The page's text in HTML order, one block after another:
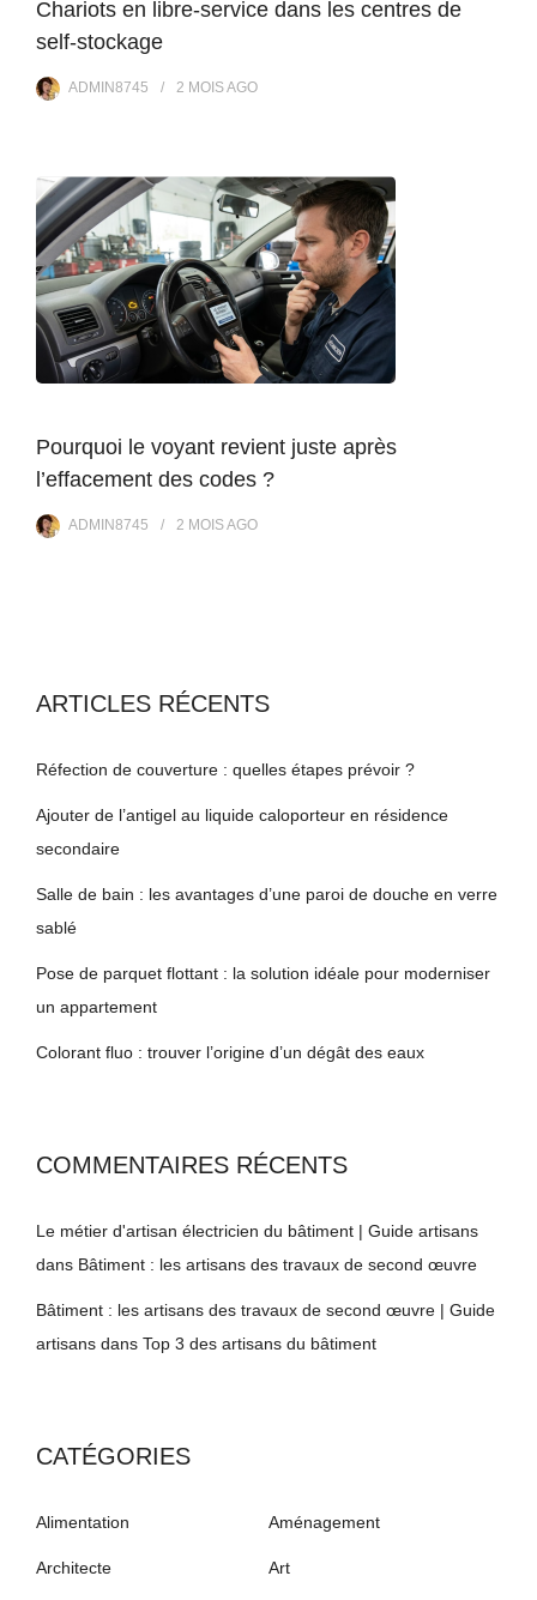
Chariots en libre-service dans les centres de
self-stockage
ADMIN8745 2 MOISAGO
Pourquoi le voyant revient juste après
l’effacement des codes ?
ADMIN8745 2 MOISAGO
ARTICLES RÉCENTS
Réfection de couverture : quelles étapes prévoir ?
Ajouter de l’antigel au liquide caloporteur en résidence
secondaire
Salle de bain : les avantages d’une paroi de douche en verre
sablé
Pose de parquet flottant : la solution idéale pour moderniser
un appartement
Colorant fluo : trouver l’origine d’un dégât des eaux
COMMENTAIRES RÉCENTS
Le métier d'artisan électricien du bâtiment | Guide artisans
dans Bâtiment : les artisans des travaux de second œuvre
Bâtiment : les artisans des travaux de second œuvre | Guide
artisans dans Top 3 des artisans du bâtiment
CATÉGORIES
Alimentation Aménagement
Architecte Art